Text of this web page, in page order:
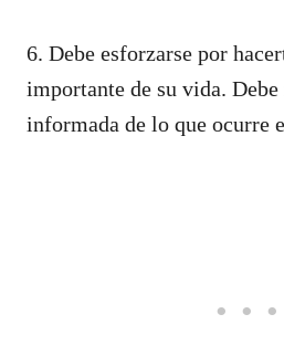
6. Debe esforzarse por
importante de su vida. Debe
informada de lo que ocurre